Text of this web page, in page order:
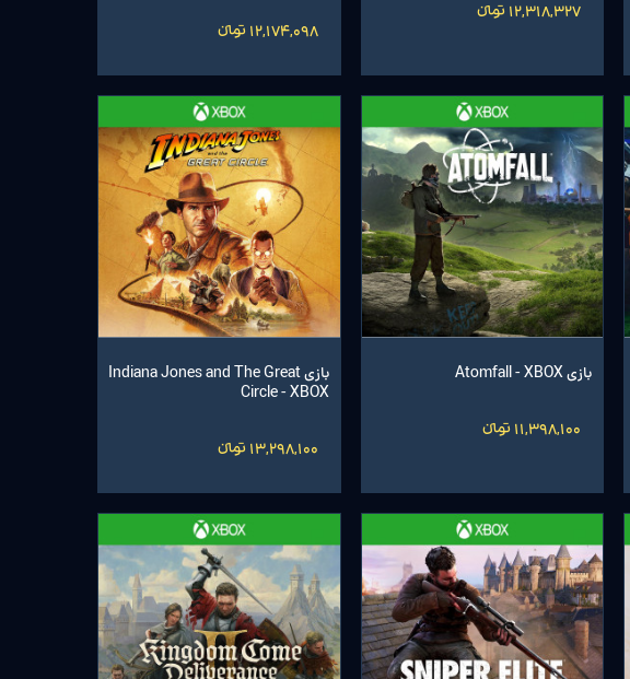
12,318,327 تومانءءء
12,174,098 تومانءءء
بازی Atomfall - XBOX
11,398,100 تومانءءء
بازی Indiana Jones and The Great
Circle - XBOX
13,298,100 تومانءءء